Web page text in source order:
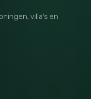
villa's en